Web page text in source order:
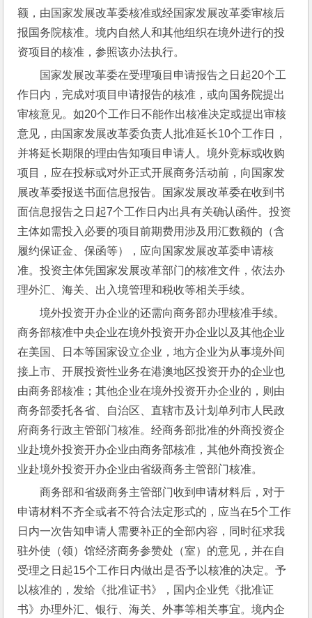
额，由国家发展改革委核准或经国家发展改革委审核后
报国务院核准。境内自然人和其他组织在境外进行的投
资项目的核准，参照该办法执行。
国家发展改革委在受理项目申请报告之日起20个工
作日内，完成对项目申请报告的核准，或向国务院提出
审核意见。如20个工作日不能作出核准决定或提出审核
意见，由国家发展改革委负责人批准延长10个工作日，
并将延长期限的理由告知项目申请人。境外竞标或收购
项目，应在投标或对外正式开展商务活动前，向国家发
展改革委报送书面信息报告。国家发展改革委在收到书
面信息报告之日起7个工作日内出具有关确认函件。投资
主体如需投入必要的项目前期费用涉及用汇数额的（含
履约保证金、保函等），应向国家发展改革委申请核
准。投资主体凭国家发展改革部门的核准文件，依法办
理外汇、海关、出入境管理和税收等相关手续。
境外投资开办企业的还需向商务部办理核准手续。
商务部核准中央企业在境外投资开办企业以及其他企业
在美国、日本等国家设立企业，地方企业为从事境外间
接上市、开展投资性业务在港澳地区投资开办的企业也
由商务部核准；其他企业在境外投资开办企业的，则由
商务部委托各省、自治区、直辖市及计划单列市人民政
府商务行政主管部门核准。经商务部批准的外商投资企
业赴境外投资开办企业由商务部核准，其他外商投资企
业赴境外投资开办企业由省级商务主管部门核准。
商务部和省级商务主管部门收到申请材料后，对于
申请材料不齐全或者不符合法定形式的，应当在5个工作
日内一次告知申请人需要补正的全部内容，同时征求我
驻外使（领）馆经济商务参赞处（室）的意见，并在自
受理之日起15个工作日内做出是否予以核准的决定。予
以核准的，发给《批准证书》，国内企业凭《批准证
书》办理外汇、银行、海关、外事等相关事宜。境内企